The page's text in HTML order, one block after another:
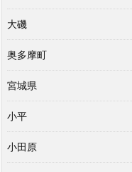
大磯
奥多摩町
宮城県
小平
小田原